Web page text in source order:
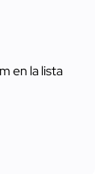
en la lista